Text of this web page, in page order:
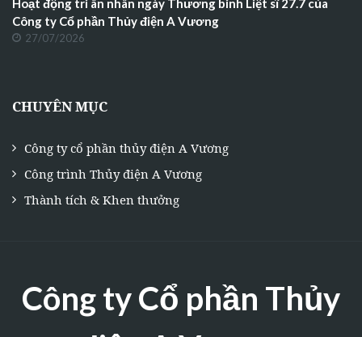
Công ty Cổ phần Thủy điện A Vương
27/07/2026
CHUYÊN MỤC
Công ty cổ phần thủy điện A Vương
Công trình Thủy điện A Vương
Thành tích & Khen thưởng
Công ty Cổ phần Thủy